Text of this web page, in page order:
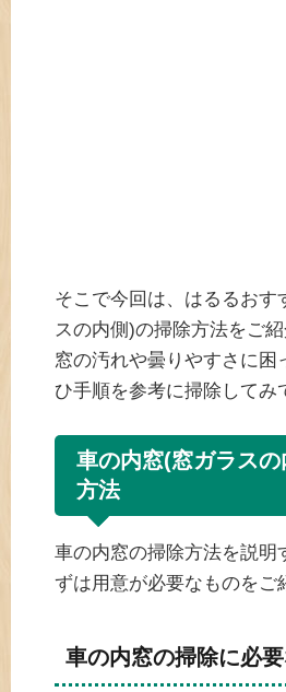
そこで今回は、はるるおす
スの内側)の掃除方法をご
窓の汚れや曇りやすさに困
ひ手順を参考に掃除してみ
車の内窓(窓ガラス
方法
車の内窓の掃除方法を説明
ずは用意が必要なものをご
車の内窓の掃除に必